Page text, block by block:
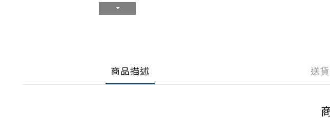
商品描述 送